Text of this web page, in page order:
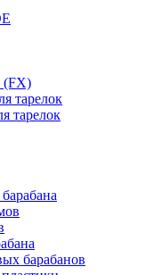
(FX)
тарелок
тарелок
барабанов